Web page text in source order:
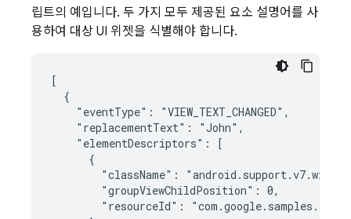
립트의 예입니다. 두 가지 모두 제공된 요소 설명어를 사
용하여 대상 UI 위젯을 식별해야 합니다.
[
  {
    "eventType": "VIEW_TEXT_CHANGED",
    "replacementText": "John",
    "elementDescriptors": [
      {
"className":
        "groupViewChildPosition": 0,
"resourceId":